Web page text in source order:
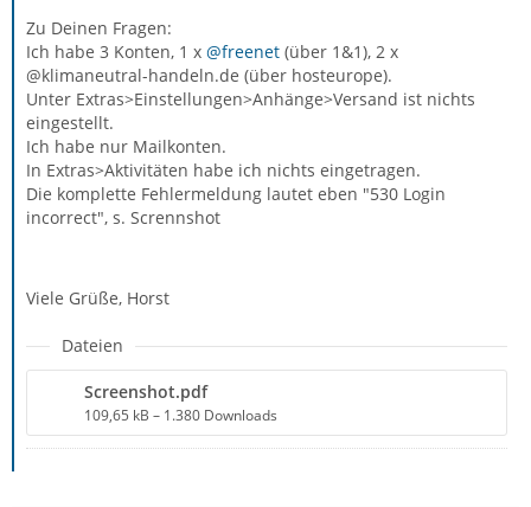
Zu Deinen Fragen:
Ich habe 3 Konten, 1 x @freenet (über 1&1), 2 x
@klimaneutral-handeln.de (über hosteurope).
Unter Extras>Einstellungen>Anhänge>Versand ist nichts
eingestellt.
Ich habe nur Mailkonten.
In Extras>Aktivitäten habe ich nichts eingetragen.
Die komplette Fehlermeldung lautet eben "530 Login
incorrect", s. Scrennshot
Viele Grüße, Horst
Dateien
Screenshot.pdf
109,65 kB – 1.380 Downloads